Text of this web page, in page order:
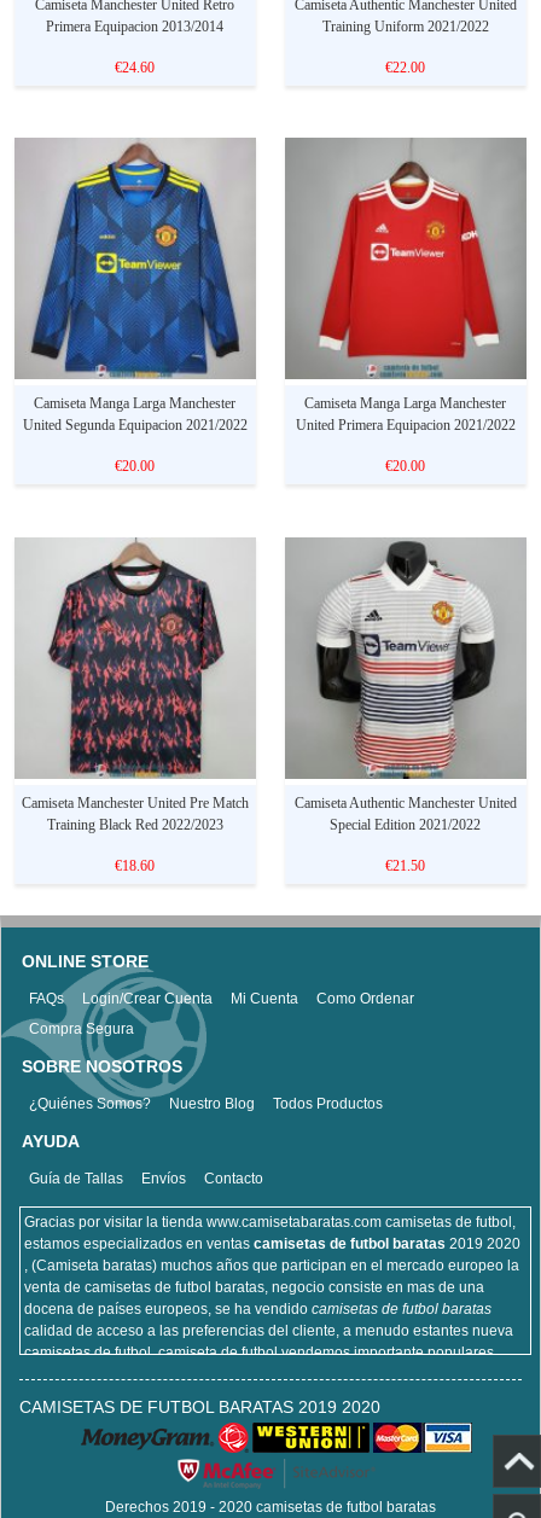
Camiseta Manchester United Retro
Primera Equipacion 2013/2014
€24.60
Camiseta Authentic Manchester United
Training Uniform 2021/2022
€22.00
Camiseta Manga Larga Manchester
United Segunda Equipacion 2021/2022
€20.00
Camiseta Manga Larga Manchester
United Primera Equipacion 2021/2022
€20.00
Camiseta Manchester United Pre Match
Training Black Red 2022/2023
€18.60
Camiseta Authentic Manchester United
Special Edition 2021/2022
€21.50
ONLINE STORE
FAQs Login/Crear Cuenta Mi Cuenta
Como Ordenar
Compra Segura
SOBRE NOSOTROS
¿Quiénes Somos? Nuestro Blog Todos Productos
AYUDA
Guía de Tallas Envíos Contacto
Gracias por visitar la tienda www.camisetabaratas.com camisetas de futbol,
estamos especializados en ventas camisetas de futbol baratas 2019 2020
, (Camiseta baratas) muchos años que participan en el mercado europeo la
venta de camisetas de futbol baratas, negocio consiste en mas de una
docena de países europeos, se ha vendido camisetas de futbol baratas
calidad de acceso a las preferencias del cliente, a menudo estantes nueva
camisetas de futbol, camiseta de futbol vendemos importante populares,
sitios de la camisa de futbol que venden , cien por ciento algodón, lavable a
máquina, no desapareciendo, la calidad puede ser garantizada, puedes
estar seguro de comprar!
CAMISETAS DE FUTBOL BARATAS 2019 2020
Derechos 2019 - 2020 camisetas de futbol baratas